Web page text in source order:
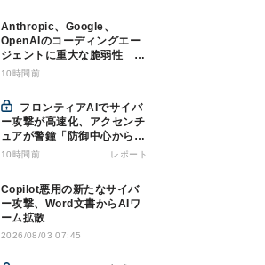
Anthropic、Google、
OpenAIのコーディングエー
ジェントに重大な脆弱性 認
証情報窃取などの恐れ
10時間前
ー攻撃が高速化、アクセンチ
ュアが警鐘「防御中心からの
脱却を」
10時間前 レポート
Copilot悪用の新たなサイバ
ー攻撃、Word文書からAIワ
ーム拡散
2026/08/03 07:45